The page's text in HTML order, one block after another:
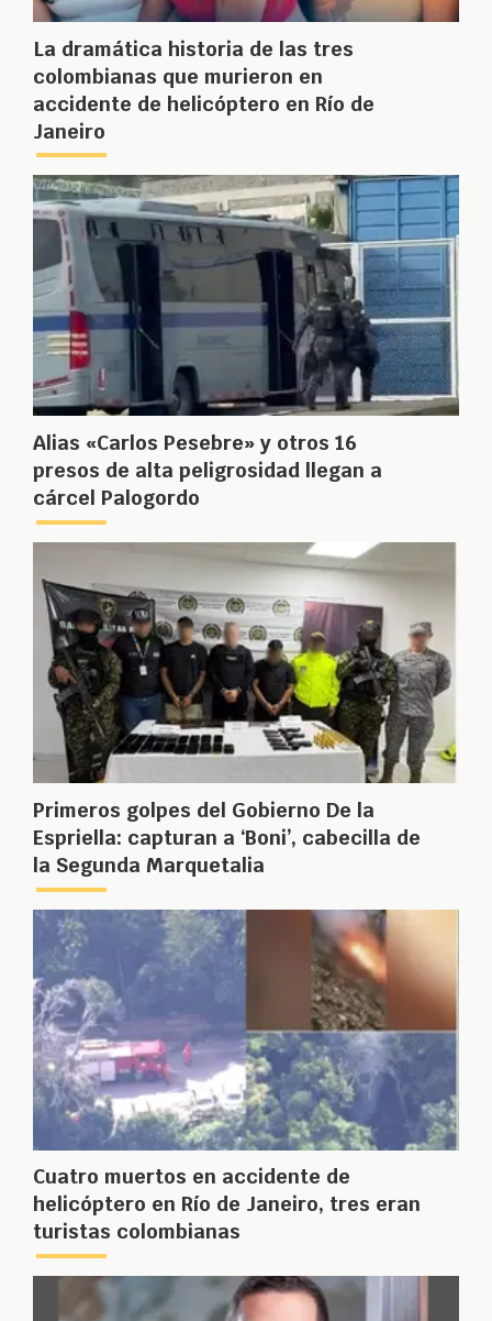
La dramática historia de las tres
colombianas que murieron en
accidente de helicóptero en Río de
Janeiro
Alias «Carlos Pesebre» y otros 16
presos de alta peligrosidad llegan a
cárcel Palogordo
Primeros golpes del Gobierno De la
Espriella: capturan a ‘Boni’, cabecilla de
la Segunda Marquetalia
Cuatro muertos en accidente de
helicóptero en Río de Janeiro, tres eran
turistas colombianas